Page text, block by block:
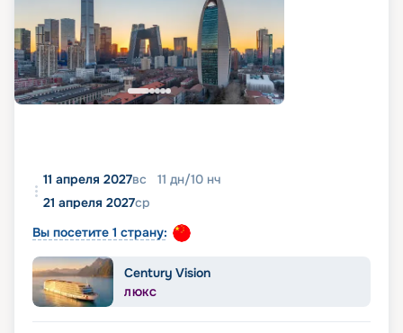
11 апреля 2027вс 11 дн/10 нч
21 апреля 2027ср
Вы посетите 1 страну:
Century Vision
ЛЮКС